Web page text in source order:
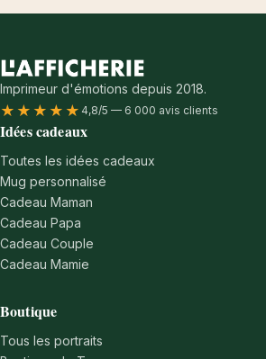
Imprimeur d'émotions depuis 2018.
★★★★★ 4,8/5 — 6 000 avis clients
Idées cadeaux
Toutes les idées cadeaux
Mug personnalisé
Cadeau Maman
Cadeau Papa
Cadeau Couple
Cadeau Mamie
Boutique
Tous les portraits